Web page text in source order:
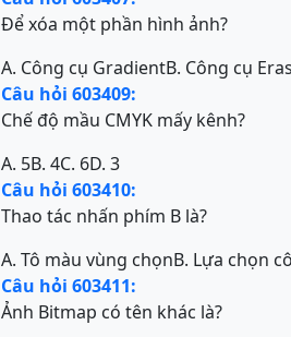
Để xóa một phần hình ảnh?
A. Công cụ GradientB. Công cụ
Câu hỏi 603409:
Chế độ mầu CMYK mấy kênh?
A. 5B. 4C. 6D. 3
Câu hỏi 603410:
Thao tác nhấn phím B là?
A. Tô màu vùng chọnB. Lựa chọn
Câu hỏi 603411:
Ảnh Bitmap có tên khác là?